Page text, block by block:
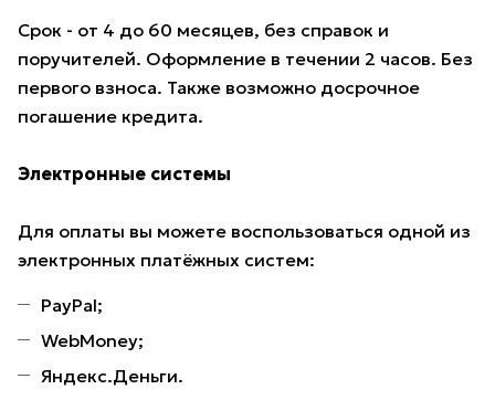
Срок - от 4 до 60 месяцев, без справок и
поручителей. Оформление в течении 2 часов. Без
первого взноса. Также возможно досрочное
погашение кредита.
Электронные системы
Для оплаты вы можете воспользоваться одной из
электронных платёжных систем:
PayPal;
WebMoney;
Яндекс.Деньги.